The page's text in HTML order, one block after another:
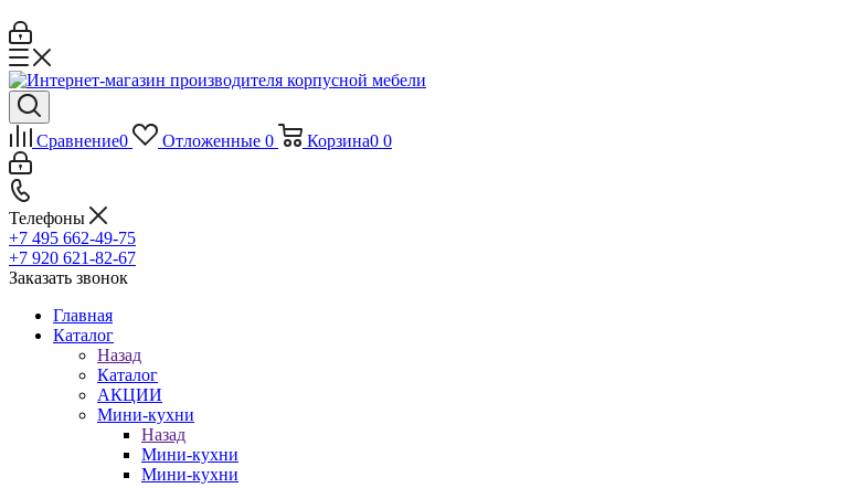
Сравнение0 Отложенные 0 Корзина0 0
Телефоны
+7 495 662-49-75
+7 920 621-82-67
Заказать звонок
Главная
Каталог
Назад
Каталог
АКЦИИ
Мини-кухни
Назад
Мини-кухни
Мини-кухни